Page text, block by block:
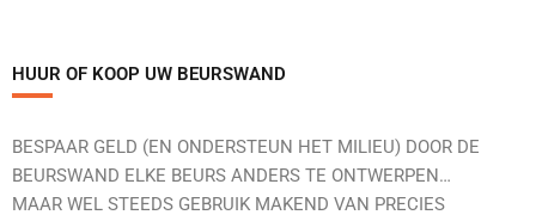
HUUR OF KOOP UW BEURSWAND
BESPAAR GELD (EN ONDERSTEUN HET MILIEU) DOOR DE
BEURSWAND ELKE BEURS ANDERS TE ONTWERPEN…
MAAR WEL STEEDS GEBRUIK MAKEND VAN PRECIES